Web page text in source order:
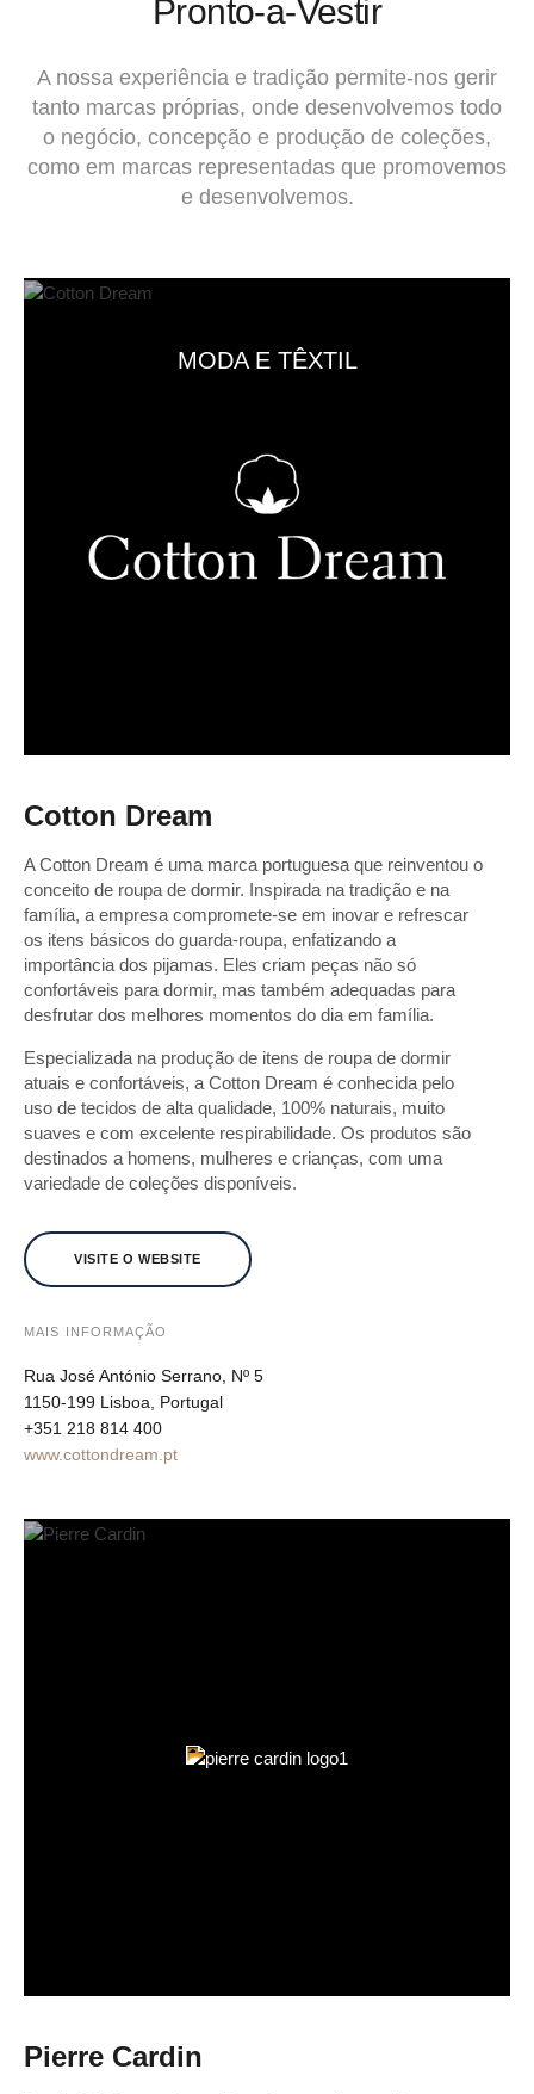
MODA E TÊXTIL
Pronto-a-Vestir
A nossa experiência e tradição permite-nos gerir
tanto marcas próprias, onde desenvolvemos todo
o negócio, concepção e produção de coleções,
como em marcas representadas que promovemos
e desenvolvemos.
MAIS INFORMAÇÃO
Rua José António Serrano, Nº 5
1150-199 Lisboa, Portugal
+351 218 814 400
www.cottondream.pt
Cotton Dream
A Cotton Dream é uma marca portuguesa que reinventou o
conceito de roupa de dormir. Inspirada na tradição e na
família, a empresa compromete-se em inovar e refrescar
os itens básicos do guarda-roupa, enfatizando a
importância dos pijamas. Eles criam peças não só
confortáveis para dormir, mas também adequadas para
desfrutar dos melhores momentos do dia em família.
Especializada na produção de itens de roupa de dormir
atuais e confortáveis, a Cotton Dream é conhecida pelo
uso de tecidos de alta qualidade, 100% naturais, muito
suaves e com excelente respirabilidade. Os produtos são
destinados a homens, mulheres e crianças, com uma
variedade de coleções disponíveis.
VISITE O WEBSITE
Pierre Cardin